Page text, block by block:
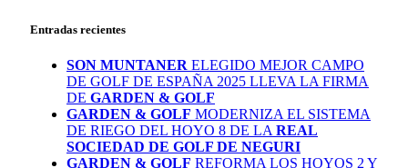
Entradas recientes
SON MUNTANER ELEGIDO MEJOR CAMPO
DE GOLF DE ESPAÑA 2025 LLEVA LA FIRMA
DE GARDEN & GOLF
GARDEN & GOLF MODERNIZA EL SISTEMA
DE RIEGO DEL HOYO 8 DE LA REAL
SOCIEDAD DE GOLF DE NEGURI
GARDEN & GOLF REFORMA LOS HOYOS 2 Y